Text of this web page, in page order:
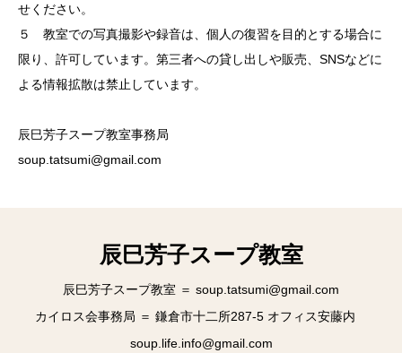
せください。
５ 教室での写真撮影や録音は、個人の復習を目的とする場合に
限り、許可しています。第三者への貸し出しや販売、SNSなどに
よる情報拡散は禁止しています。
辰巳芳子スープ教室事務局
soup.tatsumi@gmail.com
辰巳芳子スープ教室
辰巳芳子スープ教室 ＝ soup.tatsumi@gmail.com
カイロス会事務局 ＝ 鎌倉市十二所287-5 オフィス安藤内
soup.life.info@gmail.com